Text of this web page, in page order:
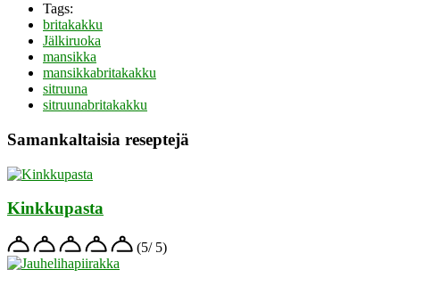
Tags:
britakakku
Jälkiruoka
mansikka
mansikkabritakakku
sitruuna
sitruunabritakakku
Samankaltaisia reseptejä
Kinkkupasta
(5/ 5)